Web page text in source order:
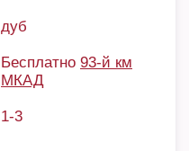
дуб
Бесплатно 93-й км
МКАД
1-3